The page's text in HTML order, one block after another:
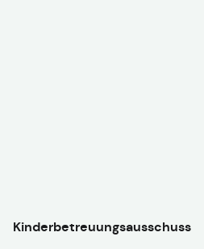
Kinderbetreuungsausschuss